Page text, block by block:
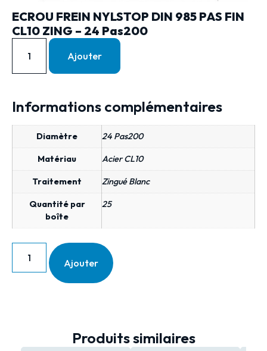
ECROU FREIN NYLSTOP DIN 985 PAS FIN
CL10 ZING – 24 Pas200
Ajouter
Informations complémentaires
Diamètre 24 Pas200
Matériau Acier CL10
Traitement Zingué Blanc
Quantité par
boîte
25
Ajouter
Produits similaires